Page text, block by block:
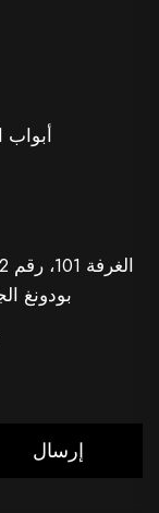
أبواب
بودونغ
إرسال